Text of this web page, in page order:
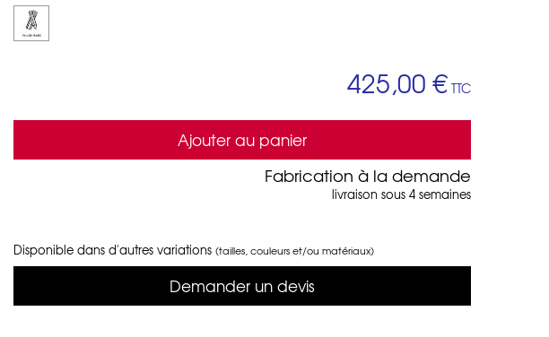
425,00 € TTC
Ajouter au panier
Fabrication à la demande
livraison sous 4 semaines
Disponible dans d'autres variations (tailles, couleurs et/ou matériaux)
Demander un devis